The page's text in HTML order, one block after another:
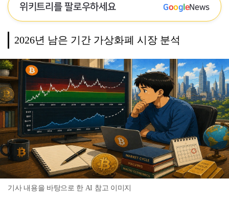
위키트리를 팔로우하세요 GoogleNews
2026년 남은 기간 가상화폐 시장 분석
기사 내용을 바탕으로 한 AI 참고 이미지